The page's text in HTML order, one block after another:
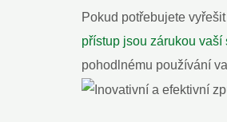
Pokud potřebujete
přístup jsou zárukou vaší
pohodlnému používání